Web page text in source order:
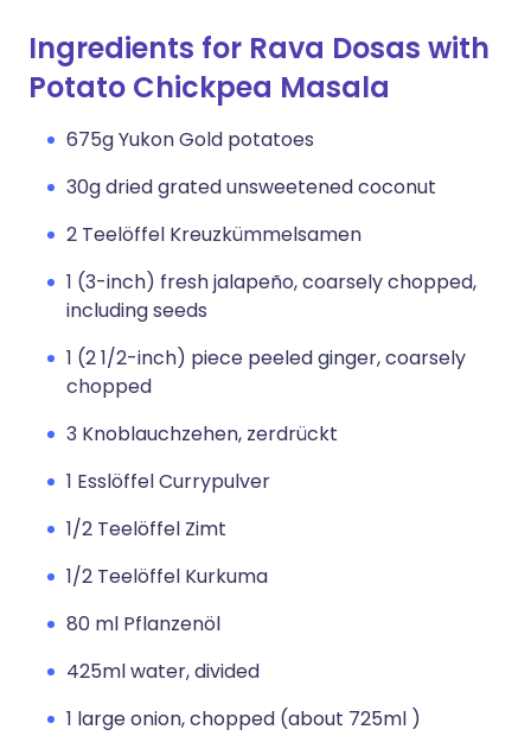
Ingredients for Rava Dosas with
Potato Chickpea Masala
675g Yukon Gold potatoes
30g dried grated unsweetened coconut
2 Teelöffel Kreuzkümmelsamen
1 (3-inch) fresh jalapeño, coarsely chopped,
including seeds
1 (2 1/2-inch) piece peeled ginger, coarsely
chopped
3 Knoblauchzehen, zerdrückt
1 Esslöffel Currypulver
1/2 Teelöffel Zimt
1/2 Teelöffel Kurkuma
80 ml Pflanzenöl
425ml water, divided
1 large onion, chopped (about 725ml )